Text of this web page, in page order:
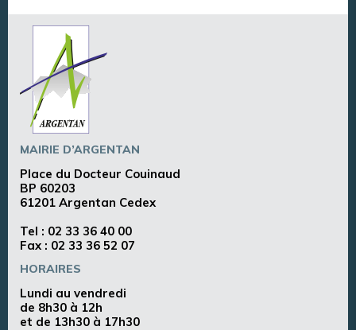
MAIRIE D’ARGENTAN
Place du Docteur Couinaud
BP 60203
61201 Argentan Cedex
Tel : 02 33 36 40 00
Fax : 02 33 36 52 07
HORAIRES
Lundi au vendredi
de 8h30 à 12h
et de 13h30 à 17h30